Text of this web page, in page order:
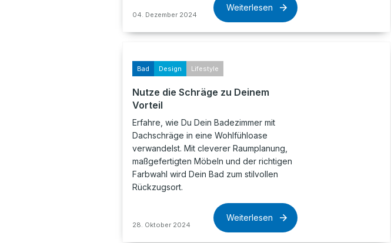
04. Dezember 2024
Weiterlesen
Bad Design Lifestyle
Nutze die Schräge zu Deinem
Vorteil
Erfahre, wie Du Dein Badezimmer mit
Dachschräge in eine Wohlfühloase
verwandelst. Mit cleverer Raumplanung,
maßgefertigten Möbeln und der richtigen
Farbwahl wird Dein Bad zum stilvollen
Rückzugsort.
28. Oktober 2024
Weiterlesen